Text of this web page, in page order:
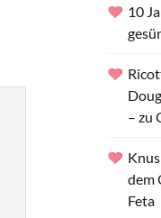
10
– zu
dem
Feta